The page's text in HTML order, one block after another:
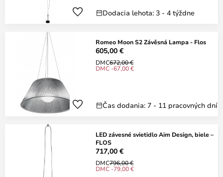
Dodacia lehota: 3 - 4 týždne
Romeo Moon S2 Závěsná Lampa - Flos
605,00 €
DMC672,00 €
DMC -67,00 €
Čas dodania: 7 - 11 pracovných dní
LED závesné svietidlo Aim Design, biele –
FLOS
717,00 €
DMC796,00 €
DMC -79,00 €